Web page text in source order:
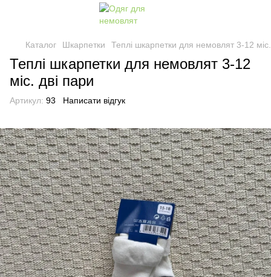
Каталог Шкарпетки Теплі шкарпетки для немовлят 3-12
Теплі шкарпетки для немовлят 3-12
міс. дві пари
Артикул: 93 Написати відгук